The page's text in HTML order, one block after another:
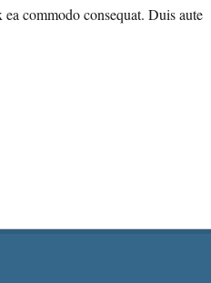
commodo consequat. Duis aute